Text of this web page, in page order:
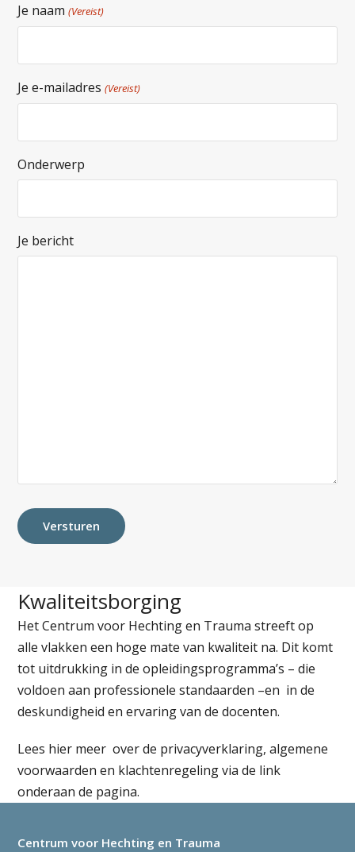
Je naam (Vereist)
Je e-mailadres (Vereist)
Onderwerp
Je bericht
Kwaliteitsborging
Het Centrum voor Hechting en Trauma streeft op
alle vlakken een hoge mate van kwaliteit na. Dit komt
tot uitdrukking in de opleidingsprogramma’s – die
voldoen aan professionele standaarden –en in de
deskundigheid en ervaring van de docenten.
Lees hier meer over de privacyverklaring, algemene
voorwaarden en klachtenregeling via de link
onderaan de pagina.
Centrum voor Hechting en Trauma